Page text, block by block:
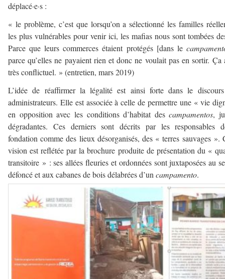
déplacé·e·s :
« le problème, c’est que lorsqu’on a sélectionné les familles
les plus vulnérables pour venir ici, les mafias nous sont tombées
Parce que leurs commerces étaient protégés [dans le
parce qu’elles ne payaient rien et donc ne voulait pas en sortir. Ça
très conflictuel. » (entretien, mars 2019)
L’idée de réaffirmer la légalité est ainsi forte dans le
administrateurs. Elle est associée à celle de permettre une « vie
en opposition avec les conditions d’habitat descampamentos,
dégradantes. Ces derniers sont décrits par les responsables
fondation comme des lieux désorganisés, des « terres sauvages ».
vision est reflétée par la brochure produite de présentation du «
transitoire » : ses allées fleuries et ordonnées sont juxtaposées au
défoncé et aux cabanes de bois délabrées d’uncampamento.